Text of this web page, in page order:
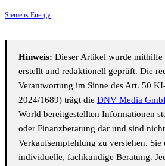
Siemens Energy
Hinweis: Dieser Artikel wurde
erstellt und redaktionell geprüft. Die
Verantwortung im Sinne des Art. 50
2024/1689) trägt die DNV Media
World bereitgestellten Informationen
oder Finanzberatung dar und sind
Verkaufsempfehlung zu verstehen. Sie
individuelle, fachkundige Beratung.